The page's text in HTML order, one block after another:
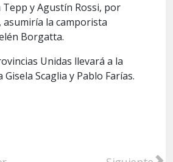
Tepp y Agustín Rossi, por
asumiría la camporista
Borgatta.
Unidas llevará a la
Gisela Scaglia y Pablo Farías.